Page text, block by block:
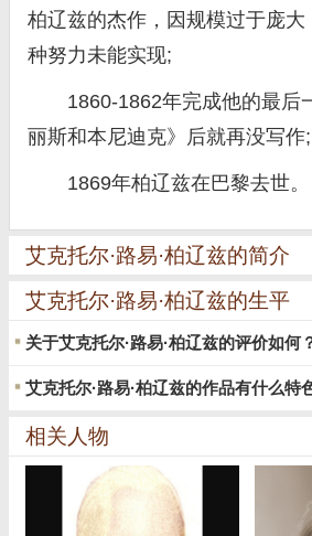
柏辽兹的杰作，因规模过于庞大
种努力未能实现;
1860-1862年完成他的最后
丽斯和本尼迪克》后就再没写作;
1869年柏辽兹在巴黎去世。
艾克托尔·路易·柏辽兹的简介
艾克托尔·路易·柏辽兹的生平
关于艾克托尔·路易·柏辽兹的评价如何
艾克托尔·路易·柏辽兹的作品有什么特
相关人物